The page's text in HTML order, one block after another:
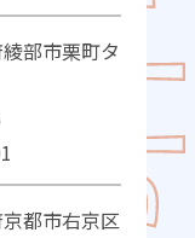
部市栗町タ
都市右京区